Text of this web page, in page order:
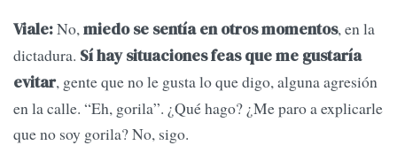
Viale:No, miedo se sentía en otros momentos, en la
dictadura. Sí hay situaciones feas que me gustaría
evitar, gente que no le gusta lo que digo, alguna agresión
en la calle. “Eh, gorila”. ¿Qué hago? ¿Me paro a explicarle
que no soy gorila? No, sigo.